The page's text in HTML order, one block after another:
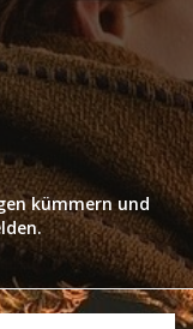
kümmern und